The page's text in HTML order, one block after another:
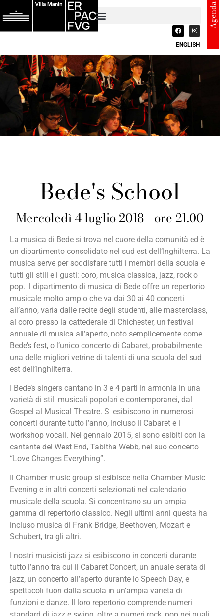
ENGLISH
Agenda
Bede's School
Mercoledì 4 luglio 2018 - ore 21.00
La musica di Bede si trova nel cuore della comunità ed è
un dipartimento consolidato nel sud est dell’Inghilterra. La
musica serve per soddisfare tutti i membri della scuola e
tutti gli stili e i gusti: coro, musica classica, jazz, rock o
pop. Il dipartimento di musica di Bede offre un repertorio
musicale molto ampio che va dai 30 ai 40 concerti
all’anno, varia dalle recite degli studenti, alle masterclass,
al coro presso la cattederale di Chichester, un festival
annuale di musica all’aperto, noto semplicemente come
Bede’s fest, o l’unico concerto di Cabaret, probabilmente
una delle migliori vetrine di talenti di una scuola del sud
est dell’Inghilterra.
I Bede’s singers cantano in 3 e 4 parti in armonia in una
varietà di stili musicali popolari e contemporanei, dal
Gospel al Musical Theatre. Si esibiscono in numerosi
concerti durante tutto l’anno, incluso il Cabaret e i
workshop vocali. Nel gennaio 2015, si sono esibiti con la
cantante del West End, Tabitha Webb, nel suo concerto
“Love Changes Everything”.
Il Chamber music group si esibisce nella Chamber Music
Evening e in altri concerti selezionati nel calendario
musicale della scuola. Si concentrano su un ampia
gamma di repertorio classico. Negli ultimi anni questa ha
incluso musica di Frank Bridge, Beethoven, Mozart e
Schubert, tra gli altri.
I nostri musicisti jazz si esibiscono in concerti durante
tutto l’anno tra cui il Cabaret Concert, un anuale serata di
jazz, un concerto all’aperto durante lo Speech Day, e
spettacoli fuori dalla scuola in un’ampia varietà di
funzioni e danze. Il loro repertorio comprende numeri